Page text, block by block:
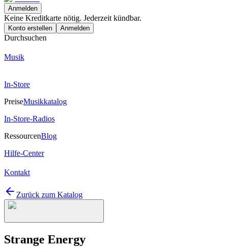
Anmelden
Keine Kreditkarte nötig. Jederzeit kündbar.
Konto erstellen Anmelden
Durchsuchen
Musik
In-Store
PreiseMusikkatalog
In-Store-Radios
RessourcenBlog
Hilfe-Center
Kontakt
Zurück zum Katalog
Strange Energy